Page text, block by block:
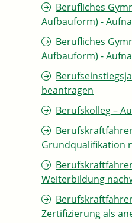
Berufliches
Aufbauform) -
Berufliches
Aufbauform) -
beantragen
Berufskolleg –
Grundqualifikation
Weiterbildung
Zertifizierung als